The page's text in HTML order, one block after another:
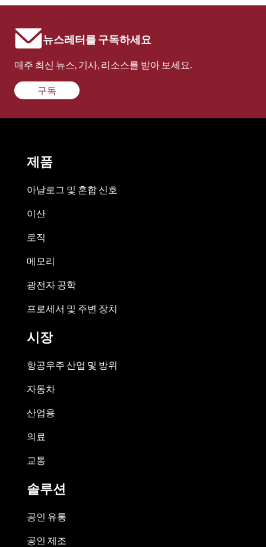
뉴스레터를 구독하세요
매주 최신 뉴스, 기사, 리소스를 받아 보세요.
구독
제품
아날로그 및 혼합 신호
이산
로직
메모리
광전자 공학
프로세서 및 주변 장치
시장
항공우주 산업 및 방위
자동차
산업용
의료
교통
솔루션
공인 유통
공인 제조